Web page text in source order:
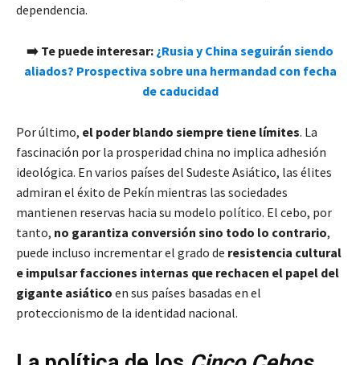
dependencia.
➡️ Te puede interesar: ¿Rusia y China seguirán siendo
aliados? Prospectiva sobre una hermandad con fecha
de caducidad
Por último, el poder blando siempre tiene límites. La
fascinación por la prosperidad china no implica adhesión
ideológica. En varios países del Sudeste Asiático, las élites
admiran el éxito de Pekín mientras las sociedades
mantienen reservas hacia su modelo político. El cebo, por
tanto, no garantiza conversión sino todo lo contrario,
puede incluso incrementar el grado de resistencia cultural
e impulsar facciones internas que rechacen el papel del
gigante asiático en sus países basadas en el
proteccionismo de la identidad nacional.